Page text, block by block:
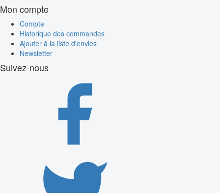
Mon compte
Compte
Historique des commandes
Ajouter à la liste d'envies
Newsletter
Suivez-nous